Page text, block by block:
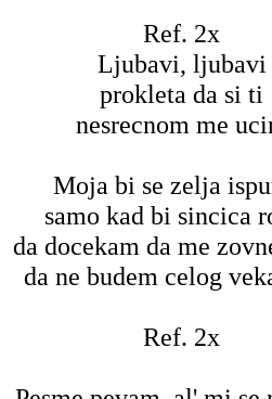
Ref. 2x
Ljubavi, ljubavi
prokleta da si ti
nesrecnom me
Moja bi se zelja
samo kad bi sincica
da docekam da me
da ne budem celog
Ref. 2x